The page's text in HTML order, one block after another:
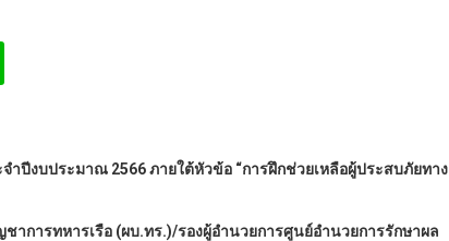
ำปีงบประมาณ 2566 ภายใต้หัวข้อ “การฝึกช่วยเหลือผู้ประสบภัยทาง
าการทหารเรือ (ผบ.ทร.)/รองผู้อำนวยการศูนย์อำนวยการรักษาผล